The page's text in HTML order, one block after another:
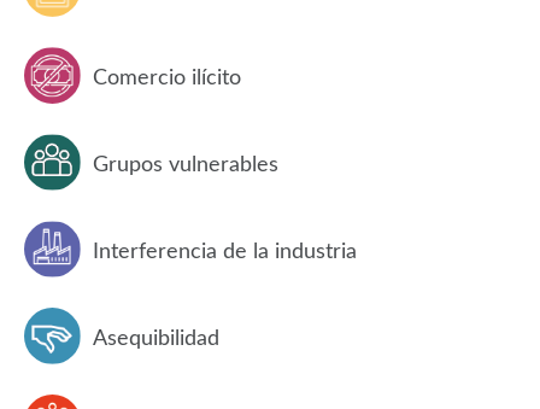
Comercio ilícito
Grupos vulnerables
Interferencia de la industria
Asequibilidad